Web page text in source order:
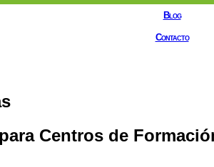
Blog
Contacto
Centros de